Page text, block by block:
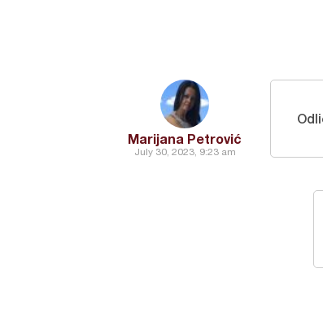
Marijana Petrović
July 30, 2023, 9:23 am